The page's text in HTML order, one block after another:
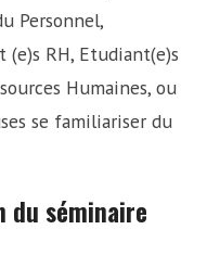
Personnel,
(e)s RH, Etudiant(e)s
Humaines, ou
se familiariser du
du séminaire